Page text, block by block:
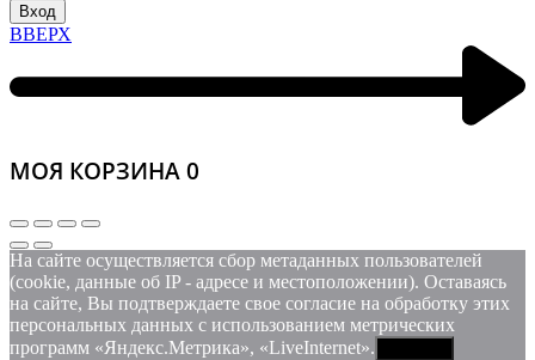
Вход
ВВЕРХ
МОЯ КОРЗИНА 0
На сайте осуществляется сбор метаданных пользователей
(cookie, данные об IP - адресе и местоположении). Оставаясь
на сайте, Вы подтверждаете свое согласие на обработку этих
персональных данных c использованием метрических
программ «Яндекс.Метрика», «LiveInternet».